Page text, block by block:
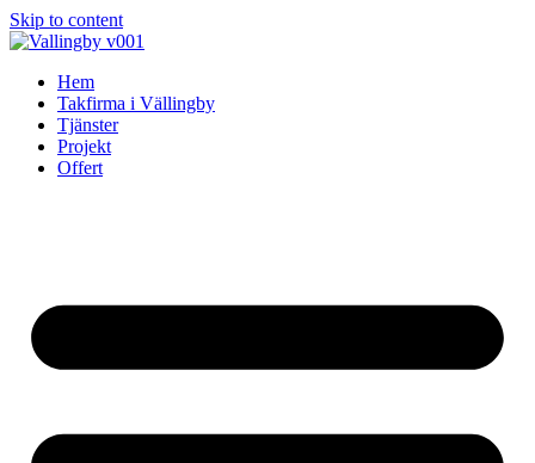
Skip to content
Hem
Takfirma i Vällingby
Tjänster
Projekt
Offert